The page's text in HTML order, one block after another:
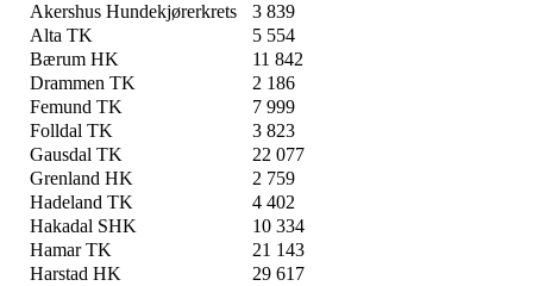
Akershus Hundekjørerkrets
3 839
Alta TK
5 554
Bærum HK
11 842
Drammen TK
2 186
Femund TK
7 999
Folldal TK
3 823
Gausdal TK
22 077
Grenland HK
2 759
Hadeland TK
4 402
Hakadal SHK
10 334
Hamar TK
21 143
Harstad HK
29 617